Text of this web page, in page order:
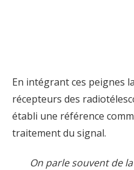
En intégrant ces peignes
récepteurs des
établi une référence
traitement du signal.
On parle souvent de